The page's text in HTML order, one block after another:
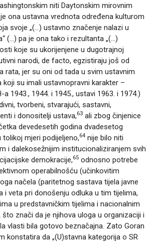
niti Daytonskim mirovnim
ona ustavna vrednota određena kulturom
svoje „(…) ustavno značenje nalazi u
(…) pa je ona tako i rezultanta „(…)
koje su ukorijenjene u dugotrajnoj
narodi, de facto, egzistiraju još od
rata, jer su oni od tada u svim ustavnim
koji su imali ustavnopravni karakter –
a 1943., 1944. i 1945., ustavi 1963. i 1974.)
tvorbeni, stvarajući, sastavni,
i donositelji ustava,63 ali zbog činjenice
devedesetih godina dvadesetog
mjeri podijeljeno,64 nije bilo niti
i dalekosežnijim institucionaliziranjem svih
demokracije,65 odnosno potrebe
operabilnošću (učinkovitim
načela (paritetnog sastava tijela javne
i veta pri donošenju odluka u tim tijelima,
u predstavničkim tijelima i nacionalnim
znači da je njihova uloga u organizaciji i
vlasti bila gotovo beznačajna. Zato Goran
konstatira da „(U)stavna kategorija o SR